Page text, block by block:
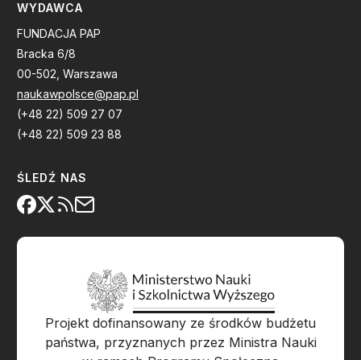
WYDAWCA
FUNDACJA PAP
Bracka 6/8
00-502, Warszawa
naukawpolsce@pap.pl
(+48 22) 509 27 07
(+48 22) 509 23 88
ŚLEDŹ NAS
Projekt dofinansowany ze środków budżetu
państwa, przyznanych przez Ministra Nauki